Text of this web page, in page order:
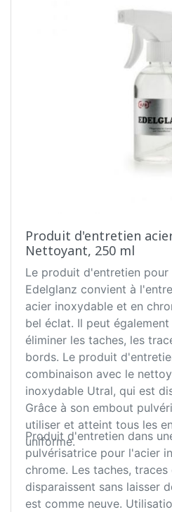
Produit d'entretien
Nettoyant, 250 ml
Le produit d'entretien
Edelglanz convient à
acier inoxydable et en
bel éclat. Il peut
éliminer les taches, les
bords. Le produit
combinaison avec le
inoxydable Utral, qui est
Grâce à son embout
utiliser et atteint tous les
uniforme.
Produit d'entretien dans
pulvérisatrice pour l'acier
chrome. Les taches,
disparaissent sans laisser
est comme neuve.